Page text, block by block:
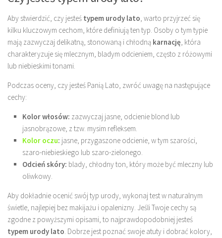
Aby stwierdzić, czy jesteś typem urody lato, warto przyjrzeć się
kilku kluczowym cechom, które definiują ten typ. Osoby o tym typie
mają zazwyczaj delikatną, stonowaną i chłodną karnację, która
charakteryzuje się mlecznym, bladym odcieniem, często z różowymi
lub niebieskimi tonami.
Podczas oceny, czy jesteś Panią Lato, zwróć uwagę na następujące
cechy:
Kolor włosów: zazwyczaj jasne, odcienie blond lub
jasnobrązowe, z tzw. mysim refleksem.
Kolor oczu: jasne, przygaszone odcienie, w tym szarości,
szaro-niebieskiego lub szaro-zielonego.
Odcień skóry: blady, chłodny ton, który może być mleczny lub
oliwkowy.
Aby dokładnie ocenić swój typ urody, wykonaj test w naturalnym
świetle, najlepiej bez makijażu i opalenizny. Jeśli Twoje cechy są
zgodne z powyższymi opisami, to najprawdopodobniej jesteś
typem urody lato. Dobrze jest poznać swoje atuty i dobrać kolory,